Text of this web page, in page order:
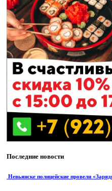
Последние новости
Невьянске полицейские провели